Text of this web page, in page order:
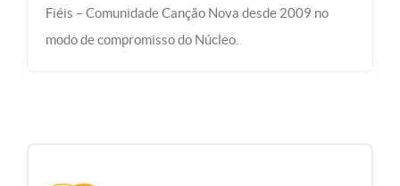
Fiéis – Comunidade Canção Nova desde 2009 no
modo de compromisso do Núcleo.